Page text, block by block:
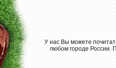
У нас Вы можете
любом городе России.